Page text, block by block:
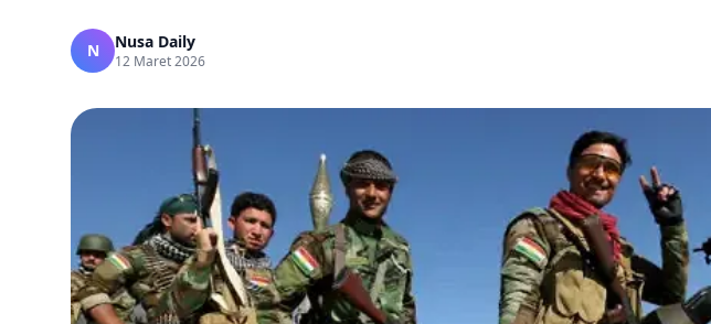
N Nusa Daily
12 Maret 2026